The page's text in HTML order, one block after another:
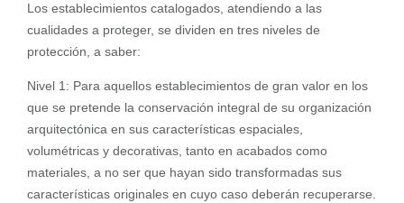
Los establecimientos catalogados, atendiendo a las
cualidades a proteger, se dividen en tres niveles de
protección, a saber:
Nivel 1: Para aquellos establecimientos de gran valor en los
que se pretende la conservación integral de su organización
arquitectónica en sus características espaciales,
volumétricas y decorativas, tanto en acabados como
materiales, a no ser que hayan sido transformadas sus
características originales en cuyo caso deberán recuperarse.